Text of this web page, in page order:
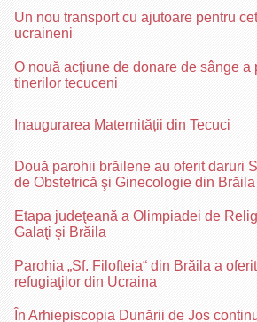
Un nou transport cu ajutoare pentru
ucraineni
O nouă acţiune de donare de sânge a
tinerilor tecuceni
Inaugurarea Maternității din Tecuci
Două parohii brăilene au oferit daruri
de Obstetrică şi Ginecologie din Brăila
Etapa judeţeană a Olimpiadei de
Galaţi şi Brăila
Parohia „Sf. Filofteia“ din Brăila a
refugiaţilor din Ucraina
În Arhiepiscopia Dunării de Jos